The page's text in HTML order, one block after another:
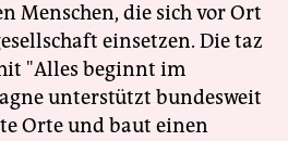
Menschen, die sich vor Ort
einsetzen. Die taz
"Alles beginnt im
unterstützt bundesweit
Orte und baut einen